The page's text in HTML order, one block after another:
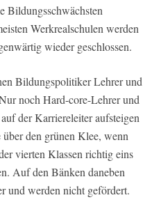
Bildungsschwächsten
Werkrealschulen werden
wieder geschlossen.
Bildungspolitiker Lehrer und
noch Hard-core-Lehrer und
der Karriereleiter aufsteigen
den grünen Klee, wenn
vierten Klassen richtig eins
Auf den Bänken daneben
und werden nicht gefördert.